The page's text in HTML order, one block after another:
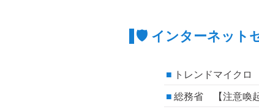
🛡 インターネット
トレンドマイク
総務省 【注意喚